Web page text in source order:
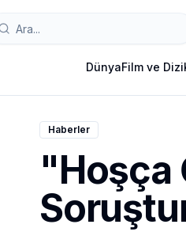
DünyaFilm ve Dizi
Haberler
"Hoşça